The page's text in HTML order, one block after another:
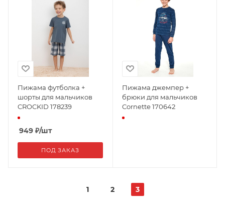
Пижама футболка +
шорты для мальчиков
CROCKID 178239
949 ₽/шт
ПОД ЗАКАЗ
Пижама джемпер +
брюки для мальчиков
Cornette 170642
1 2 3